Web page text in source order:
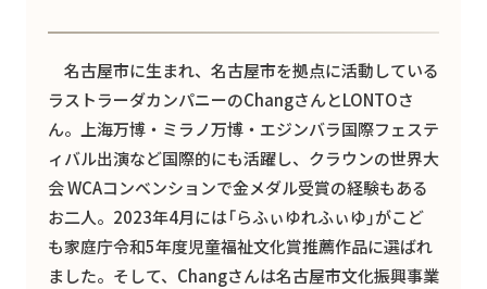
名古屋市に生まれ、名古屋市を拠点に活動している
ラストラーダカンパニーのChangさんとLONTOさ
ん。上海万博・ミラノ万博・エジンバラ国際フェステ
ィバル出演など国際的にも活躍し、クラウンの世界大
会 WCAコンベンションで金メダル受賞の経験もある
お二人。2023年4月には「らふぃゆれふぃゆ」がこど
も家庭庁令和5年度児童福祉文化賞推薦作品に選ばれ
ました。そして、Changさんは名古屋市文化振興事業